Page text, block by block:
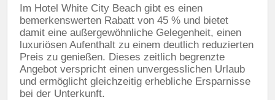
Im Hotel White City Beach gibt es einen
bemerkenswerten Rabatt von 45 % und bietet
damit eine außergewöhnliche Gelegenheit, einen
luxuriösen Aufenthalt zu einem deutlich reduzierten
Preis zu genießen. Dieses zeitlich begrenzte
Angebot verspricht einen unvergesslichen Urlaub
und ermöglicht gleichzeitig erhebliche Ersparnisse
bei der Unterkunft.